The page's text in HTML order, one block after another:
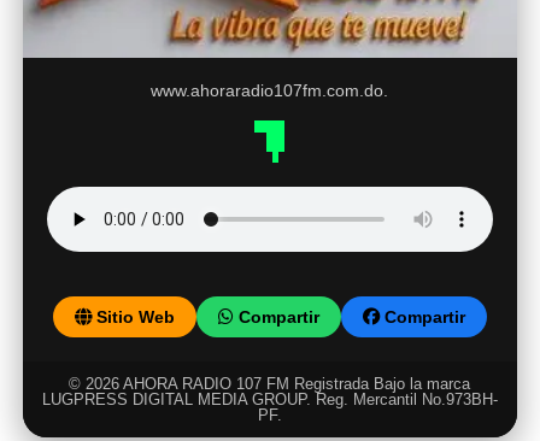
www.ahoraradio107fm.com.do.
Sitio Web Compartir Compartir
© 2026 AHORA RADIO 107 FM Registrada Bajo la marca
LUGPRESS DIGITAL MEDIA GROUP. Reg. Mercantil No.973BH-
PF.